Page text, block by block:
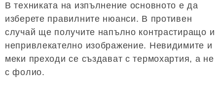
В техниката на изпълнение основното е да
изберете правилните нюанси. В противен
случай ще получите напълно контрастиращо и
непривлекателно изображение. Невидимите и
меки преходи се създават с термохартия, а не
с фолио.